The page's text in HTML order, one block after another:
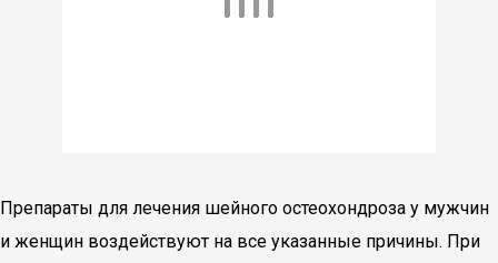
Препараты для лечения шейного остеохондроза у мужчин
и женщин воздействуют на все указанные причины. При